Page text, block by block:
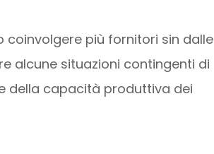
coinvolgere più fornitori sin dalle
alcune situazioni contingenti di
della capacità produttiva dei